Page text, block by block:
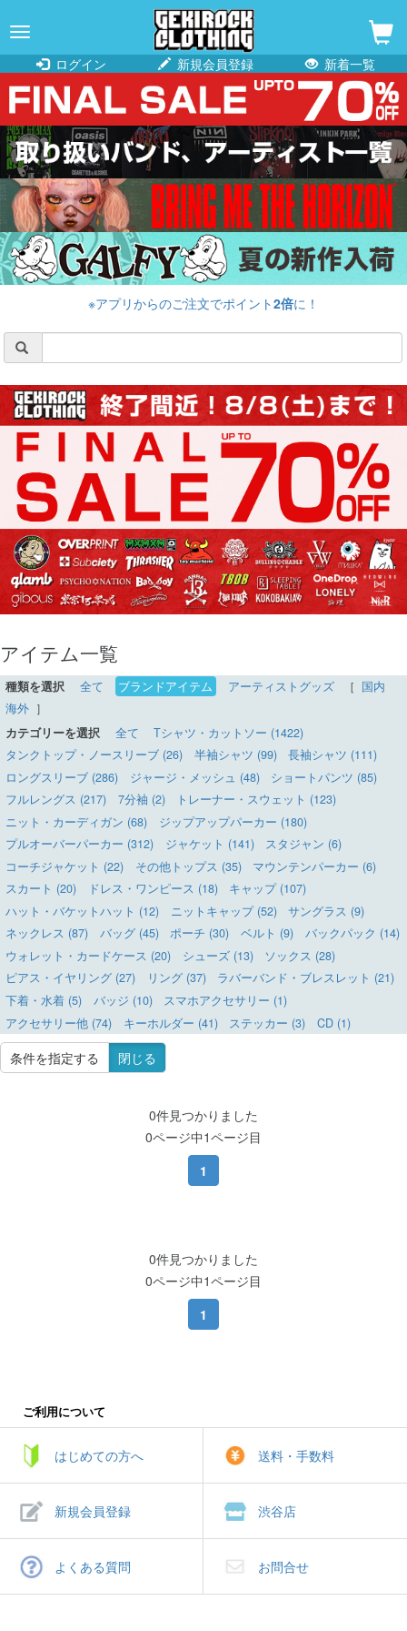
navigation
ログイン
新規会員登録 新着一覧
※アプリからのご注文でポイント2倍に！
アイテム一覧
種類を選択 全て ブランドアイテム アーティストグッズ ［ 国内
海外 ］
カテゴリーを選択
全て
Tシャツ・カットソー (1422)
タンクトップ・ノースリーブ (26)
半袖シャツ (99)
長袖シャツ (111)
ロングスリーブ (286)
ジャージ・メッシュ (48)
ショートパンツ (85)
フルレングス (217)
7分袖 (2)
トレーナー・スウェット (123)
ニット・カーディガン (68)
ジップアップパーカー (180)
プルオーバーパーカー (312)
ジャケット (141)
スタジャン (6)
コーチジャケット (22)
その他トップス (35)
マウンテンパーカー (6)
スカート (20)
ドレス・ワンピース (18)
キャップ (107)
ハット・バケットハット (12)
ニットキャップ (52)
サングラス (9)
ネックレス (87)
バッグ (45) ポーチ (30) ベルト (9)
バックパック (14)
ウォレット・カードケース (20)
シューズ (13)
ソックス (28)
ピアス・イヤリング (27)
リング (37)
ラバーバンド・ブレスレット (21)
下着・水着 (5)
バッジ (10)
スマホアクセサリー (1)
アクセサリー他 (74)
キーホルダー (41) ステッカー (3) CD (1)
条件を指定する 閉じる
0件見つかりました
0ページ中1ページ目
1
0件見つかりました
0ページ中1ページ目
1
ご利用について
はじめての方へ 送料・手数料
新規会員登録 渋谷店
よくある質問 お問合せ